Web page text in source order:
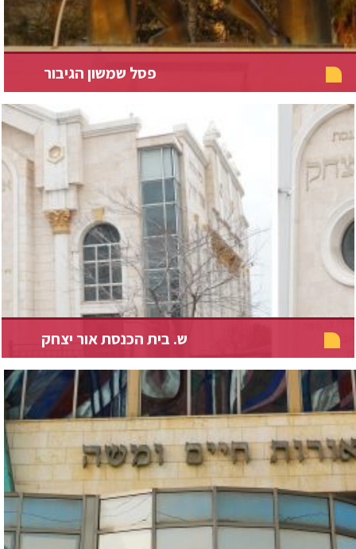
פסל שמשון הגיבור
ש. בית הכנסת אור יצחק